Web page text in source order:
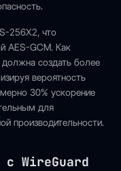
256X2, что
AES-GCM. Как
создать более
вероятность
30% ускорение
для
производительности.
с WireGuard